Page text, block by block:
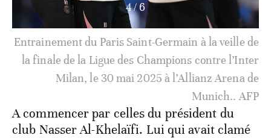
4/6
Entrainement du Paris Saint-Germain à la veille de
la finale de la Ligue des Champions contre l’Inter
Milan, le 30 mai 2025 à l’Allianz Arena de
Munich.. AFP
A commencer par celles du président du
club Nasser Al-Khelaïfi. Lui qui avait clamé